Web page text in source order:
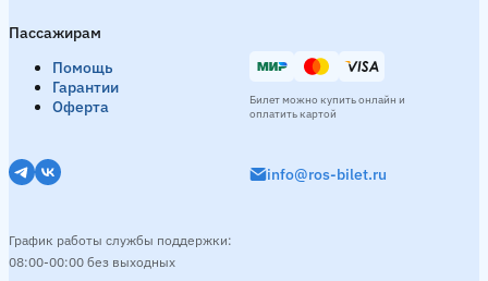
Пассажирам
Помощь
Гарантии
Оферта
info@ros-bilet.ru
График работы службы поддержки:
08:00-00:00 без выходных
Билет можно купить онлайн и
оплатить картой